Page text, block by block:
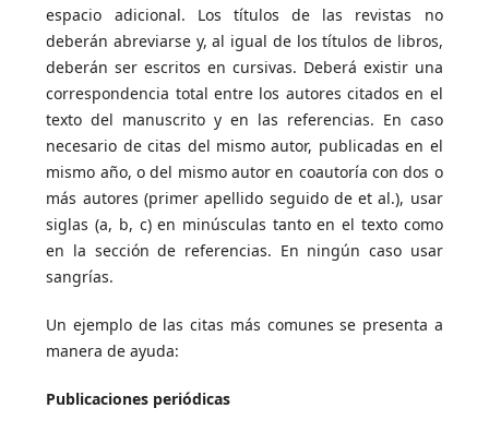
espacio adicional. Los títulos de las revistas no
deberán abreviarse y, al igual de los títulos de libros,
deberán ser escritos en cursivas. Deberá existir una
correspondencia total entre los autores citados en el
texto del manuscrito y en las referencias. En caso
necesario de citas del mismo autor, publicadas en el
mismo año, o del mismo autor en coautoría con dos o
más autores (primer apellido seguido de et al.), usar
siglas (a, b, c) en minúsculas tanto en el texto como
en la sección de referencias. En ningún caso usar
sangrías.
Un ejemplo de las citas más comunes se presenta a
manera de ayuda:
Publicaciones periódicas